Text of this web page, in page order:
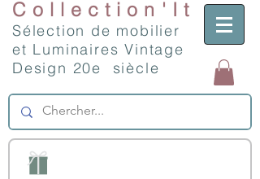
Collection'It
Sélection de mobilier
et Luminaires Vintage
Design 20e siècle